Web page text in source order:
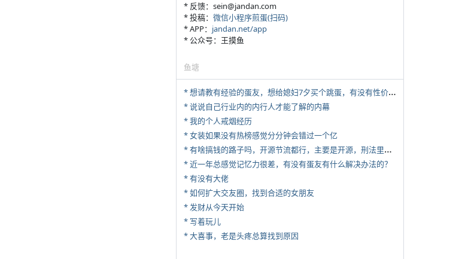
* 反馈：sein@jandan.com
* 投稿： 微信小程序煎蛋(扫码)
* APP： jandan.net/app
* 公众号：王摸鱼
鱼塘
*
想请教有经验的蛋友，想给媳妇7夕买个跳蛋，有没有性价比高的推荐
* 说说自己行业内的内行人才能了解的内幕
* 我的个人戒烟经历
* 女装如果没有热榜感觉分分钟会错过一个亿
*
有啥搞钱的路子吗，开源节流都行，主要是开源，刑法里的咱不做
* 近一年总感觉记忆力很差，有没有蛋友有什么解决办法的？
* 有没有大佬
* 如何扩大交友圈，找到合适的女朋友
* 发财从今天开始
* 写着玩儿
* 大喜事，老是头疼总算找到原因